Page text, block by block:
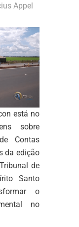
Appel
está no
sobre
Contas
da edição
de
Santo
o
no